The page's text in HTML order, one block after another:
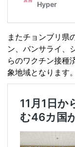
またチョンブリ県
ン、バンサライ、
らのワクチン接種
象地域となります。